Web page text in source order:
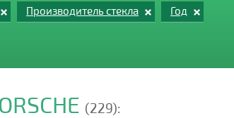
Производитель стекла Год
(229):